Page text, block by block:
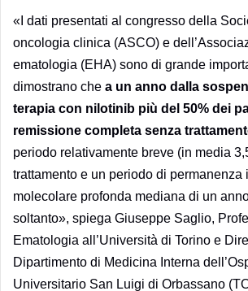
«I dati presentati al congresso della
oncologia clinica (ASCO) e
ematologia (EHA) sono di grande
dimostrano che a un anno dalla
terapia con nilotinib più del 50% dei
remissione completa senza
periodo relativamente breve (in media
trattamento e un periodo di permanenza
molecolare profonda mediana di un
soltanto», spiega Giuseppe Saglio,
Ematologia all’Università di Torino e
Dipartimento di Medicina Interna
Universitario San Luigi di Orbassano